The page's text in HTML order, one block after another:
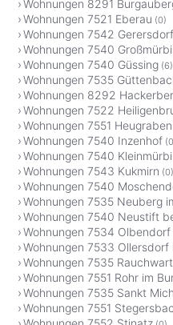
Wohnungen 8291
Wohnungen 7521 Eberau (0)
Wohnungen 7542
Wohnungen 7540
Wohnungen 7540 Güssing (6)
Wohnungen 7535
Wohnungen 8292
Wohnungen 7522
Wohnungen 7551 Heugraben
Wohnungen 7540 Inzenhof
Wohnungen 7540
Wohnungen 7543 Kukmirn (0)
Wohnungen 7540
Wohnungen 7535 Neuberg
Wohnungen 7540 Neustift
Wohnungen 7534 Olbendorf
Wohnungen 7533 Ollersdorf
Wohnungen 7535 Rauchwart
Wohnungen 7551 Rohr im
Wohnungen 7535 Sankt
Wohnungen 7551